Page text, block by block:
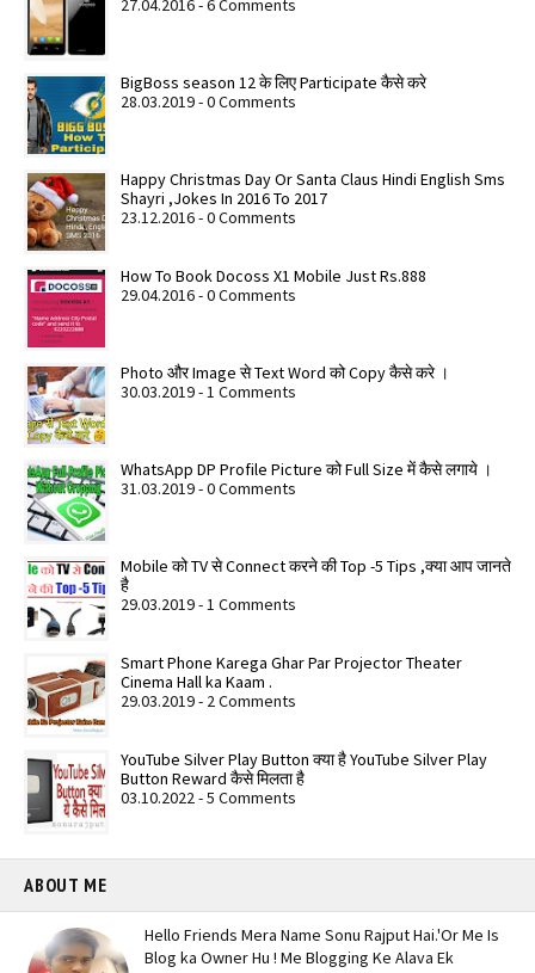
BigBoss season 12 के लिए Participate कैसे करे
28.03.2019 - 0 Comments
Happy Christmas Day Or Santa Claus Hindi English Sms
Shayri ,Jokes In 2016 To 2017
23.12.2016 - 0 Comments
How To Book Docoss X1 Mobile Just Rs.888
29.04.2016 - 0 Comments
Photo और Image से Text Word को Copy कैसे करे ।
30.03.2019 - 1 Comments
WhatsApp DP Profile Picture को Full Size में कैसे लगाये ।
31.03.2019 - 0 Comments
Mobile को TV से Connect करने की Top -5 Tips ,क्या आप जानते
है
29.03.2019 - 1 Comments
Smart Phone Karega Ghar Par Projector Theater
Cinema Hall ka Kaam .
29.03.2019 - 2 Comments
YouTube Silver Play Button क्या है YouTube Silver Play
Button Reward कैसे मिलता है
03.10.2022 - 5 Comments
ABOUT ME
Hello Friends Mera Name Sonu Rajput Hai.'Or Me Is
Blog ka Owner Hu ! Me Blogging Ke Alava Ek